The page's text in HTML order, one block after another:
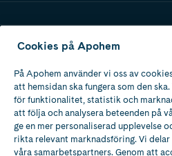
Ladda ner vår app
Apotek med tillstånd
av Läkemedelsverket
Cookies på Apohem
På Apohem använder vi oss av
att hemsidan ska fungera som den
för funktionalitet, statistik och
att följa och analysera beteenden på
ge en mer personaliserad upplevelse
rikta relevant marknadsföring. Vi
våra samarbetspartners. Genom att